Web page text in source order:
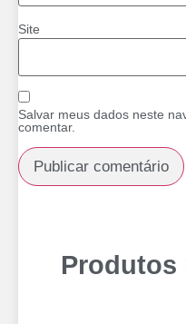
Site
Salvar meus dados neste
comentar.
Produtos